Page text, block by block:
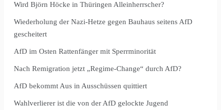
Wird Björn Höcke in Thüringen Alleinherrscher?
Wiederholung der Nazi-Hetze gegen Bauhaus seitens AfD
gescheitert
AfD im Osten Rattenfänger mit Sperrminorität
Nach Remigration jetzt „Regime-Change“ durch AfD?
AfD bekommt Aus in Ausschüssen quittiert
Wahlverlierer ist die von der AfD gelockte Jugend